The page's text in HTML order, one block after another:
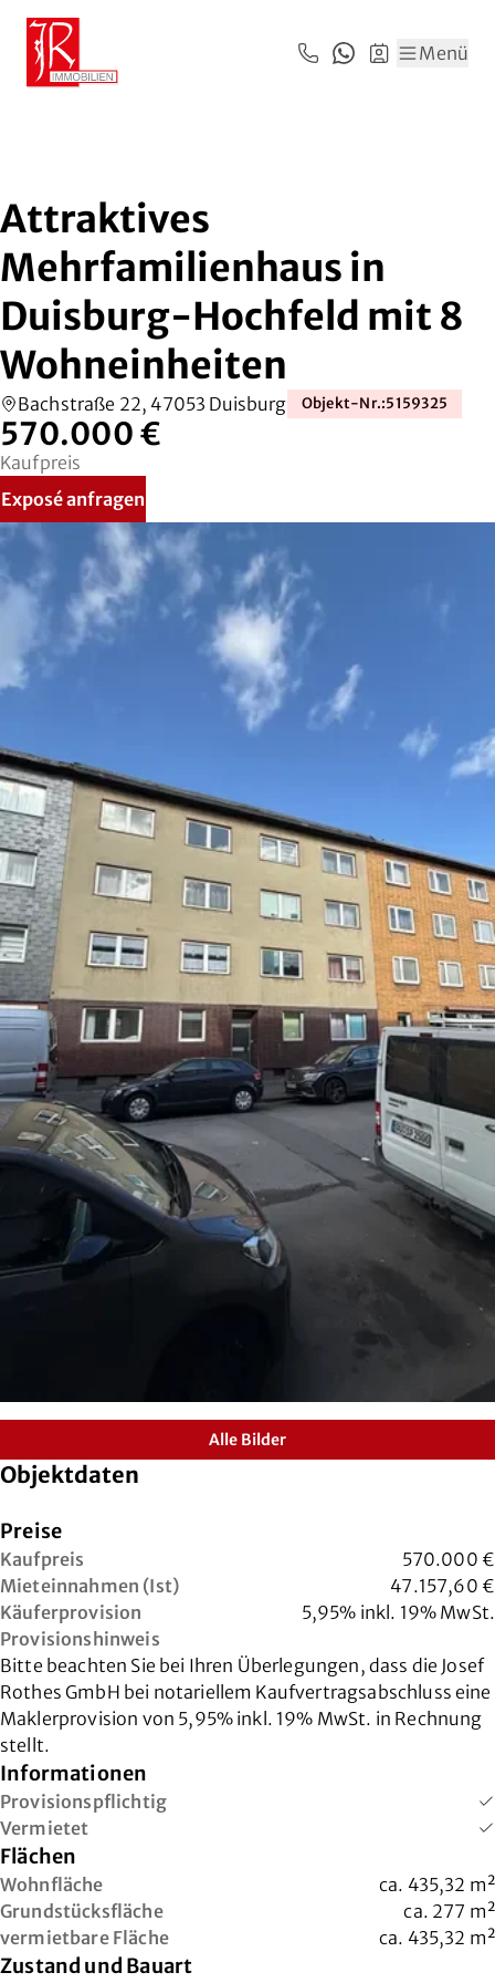
Zum Hauptinhalt springen
Zum Fuß springen
Menü
Attraktives
Mehrfamilienhaus in
Duisburg-Hochfeld mit 8
Wohneinheiten
Bachstraße 22, 47053 Duisburg Objekt-Nr.:5159325
570.000 €
Kaufpreis
Exposé anfragen
Alle Bilder
Objektdaten
Preise
Kaufpreis
570.000 €
Mieteinnahmen (Ist)
47.157,60 €
Käuferprovision
5,95% inkl. 19% MwSt.
Provisionshinweis
Bitte beachten Sie bei Ihren Überlegungen, dass die Josef
Rothes GmbH bei notariellem Kaufvertragsabschluss eine
Maklerprovision von 5,95% inkl. 19% MwSt. in Rechnung
stellt.
Informationen
Provisionspflichtig
Vermietet
Flächen
Wohnfläche ca. 435,32 m²
Grundstücksfläche
ca. 277 m²
vermietbare Fläche
ca. 435,32 m²
Zustand und Bauart